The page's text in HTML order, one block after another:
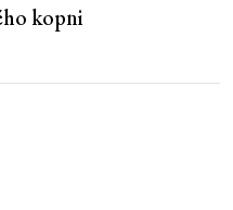
kopni